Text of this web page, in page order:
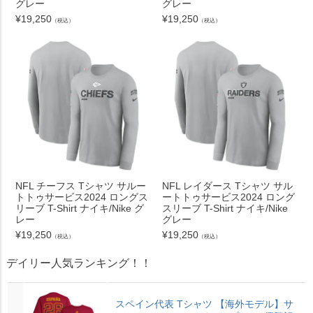
グレー
¥19,250 （税込）
グレー
¥19,250 （税込）
NFL チーフス Tシャツ サルー
トトゥサービス2024 ロングス
リーブ T-Shirt ナイキ/Nike グ
レー
¥19,250 （税込）
NFL レイダース Tシャツ サル
ートトゥサービス2024 ロング
スリーブ T-Shirt ナイキ/Nike
グレー
¥19,250 （税込）
デイリー人気ランキング！！
スペイン代表 Tシャツ 【海外モデル】サ